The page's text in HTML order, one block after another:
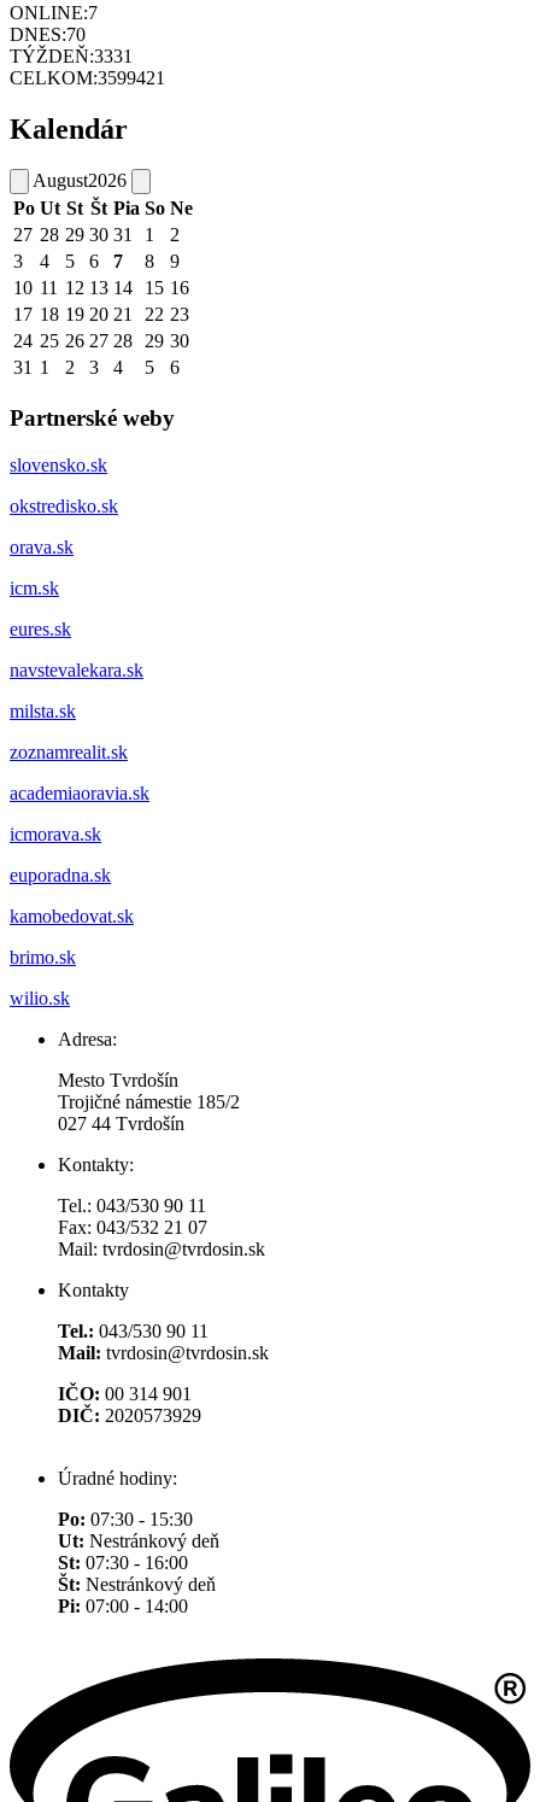
ONLINE:7
DNES:70
TÝŽDEŇ:3331
CELKOM:3599421
Kalendár
August2026
Po Ut St Št Pia So Ne
27 28 29 30 31 1
2
3
4 5 6 7 8
9
10 11 12 13 14 15 16
17 18 19 20 21 22 23
24 25 26 27 28 29 30
31 1 2 3 4 5 6
Partnerské weby
slovensko.sk
okstredisko.sk
orava.sk
icm.sk
eures.sk
navstevalekara.sk
milsta.sk
zoznamrealit.sk
academiaoravia.sk
icmorava.sk
euporadna.sk
kamobedovat.sk
brimo.sk
wilio.sk
Adresa:
Mesto Tvrdošín
Trojičné námestie 185/2
027 44 Tvrdošín
Kontakty:
Tel.: 043/530 90 11
Fax: 043/532 21 07
Mail: tvrdosin@tvrdosin.sk
Kontakty
Tel.: 043/530 90 11
Mail: tvrdosin@tvrdosin.sk
IČO: 00 314 901
DIČ: 2020573929
Úradné hodiny:
Po: 07:30 - 15:30
Ut: Nestránkový deň
St: 07:30 - 16:00
Št: Nestránkový deň
Pi: 07:00 - 14:00